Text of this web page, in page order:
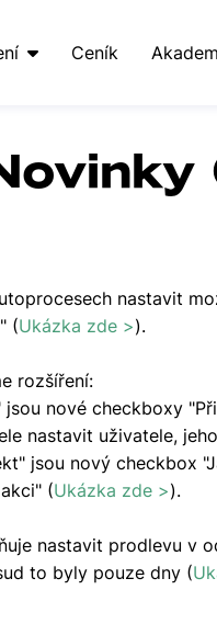
Ceník
nastavit
(Ukázka zde >).
rozšíření:
nové checkboxy
nastavit uživatele,
jsou nový checkbox
(Ukázka zde >).
nastavit prodlevu v
to byly pouze dny (